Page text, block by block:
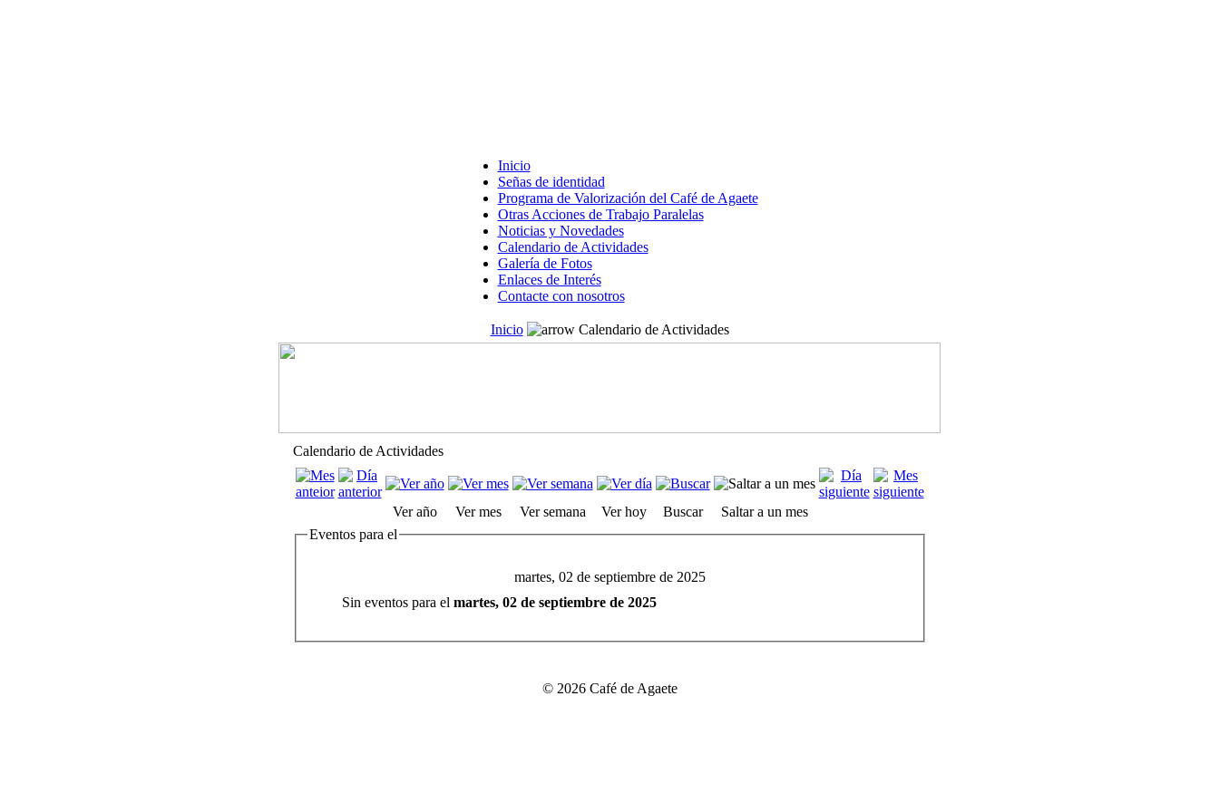
Inicio
Señas de identidad
Programa de Valorización del Café de Agaete
Otras Acciones de Trabajo Paralelas
Noticias y Novedades
Calendario de Actividades
Galería de Fotos
Enlaces de Interés
Contacte con nosotros
Inicio Calendario de Actividades
Calendario de Actividades
Ver año Ver mes Ver semana Ver hoy Buscar
Saltar a un mes
Eventos para el
martes, 02 de septiembre de 2025
Sin eventos para el martes, 02 de septiembre de 2025
© 2026 Café de Agaete